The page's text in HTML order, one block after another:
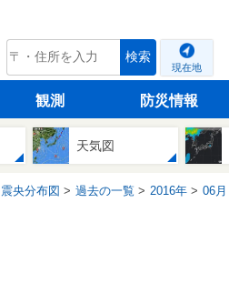
tenki.jp 検索
現在地
観測 防災情報
天気図
震央分布図 過去の一覧 2016年 06月